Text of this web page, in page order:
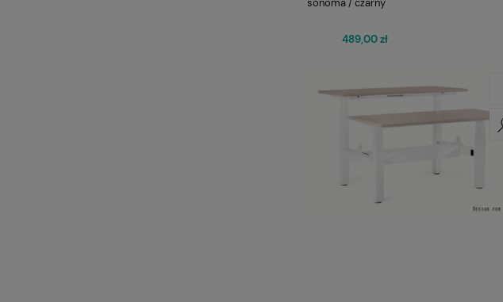
sonoma / czarny
489,00 zł